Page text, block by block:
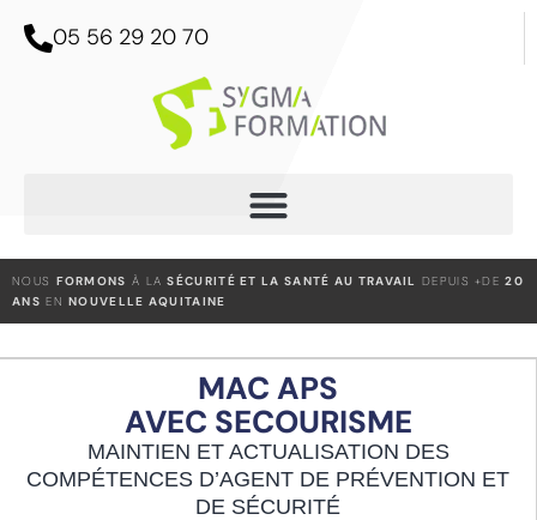
05 56 29 20 70
NOUS FORMONS À LASÉCURITÉ ET LA SANTÉ AU TRAVAIL DEPUIS +DE20
ANS ENNOUVELLE AQUITAINE
MAC APS
AVEC SECOURISME
MAINTIEN ET ACTUALISATION DES
COMPÉTENCES D’AGENT DE PRÉVENTION ET
DE SÉCURITÉ